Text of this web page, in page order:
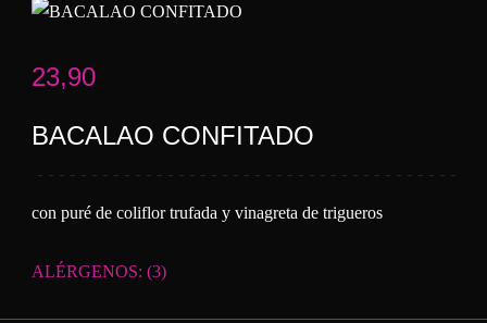
23,90
BACALAO CONFITADO
con puré de coliflor trufada y vinagreta de trigueros
ALÉRGENOS: (3)